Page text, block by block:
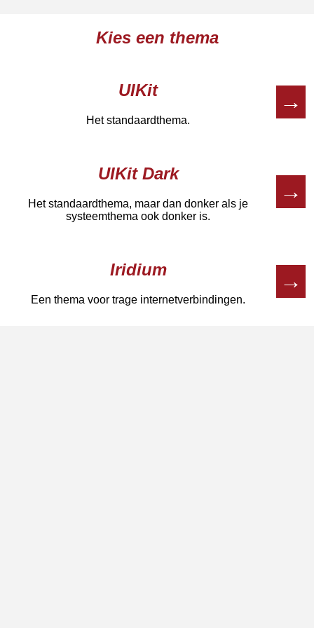
Kies een thema
UIKit
Het standaardthema.
→
UIKit Dark
Het standaardthema, maar dan donker als je
systeemthema ook donker is.
→
Iridium
Een thema voor trage internetverbindingen.
→